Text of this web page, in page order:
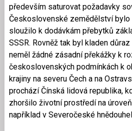
především saturovat požadavky
Československé zemědělství bylo
sloužilo k dodávkám přebytků
SSSR. Rovněž tak byl kladen
neměl žádné zásadní překážky k
československých podmínkách k
krajiny na severu Čech a na
prochází Čínská lidová republika,
zhoršilo životní prostředí na
například v Severočeské